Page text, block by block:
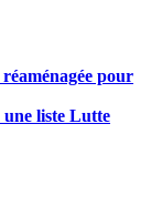
pour
liste Lutte